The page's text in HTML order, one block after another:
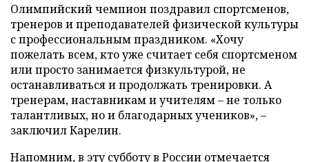
Олимпийский чемпион поздравил спортсменов,
тренеров и преподавателей физической культуры
с профессиональным праздником. «Хочу
пожелать всем, кто уже считает себя спортсменом
или просто занимается физкультурой, не
останавливаться и продолжать тренировки. А
тренерам, наставникам и учителям – не только
талантливых, но и благодарных учеников», –
заключил Карелин.
Напомним, в эту субботу в России отмечается